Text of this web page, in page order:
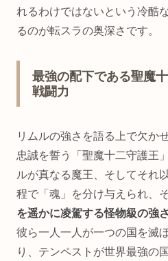
れるわけではないという冷酷
るのが転スラの奥深さです。
最強の配下である聖魔
戦闘力
リムルの強さを語る上で欠か
忠誠を誓う「聖魔十二守護王
ルが真なる魔王、そしてそれ
程で「魂」を分け与えられ、
を遥かに凌駕する怪物級の強さ
彼ら一人一人が一つの国を滅
り、テンペストが世界最強の